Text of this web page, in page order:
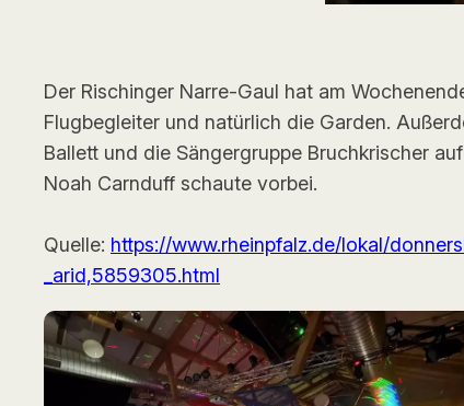
Der Rischinger Narre-Gaul hat am
Flugbegleiter und natürlich die Garden.
Ballett und die Sängergruppe Bruchkrischer
Noah Carnduff schaute vorbei.
Quelle: https://www.rheinpfalz.de/lokal/
_arid,5859305.html